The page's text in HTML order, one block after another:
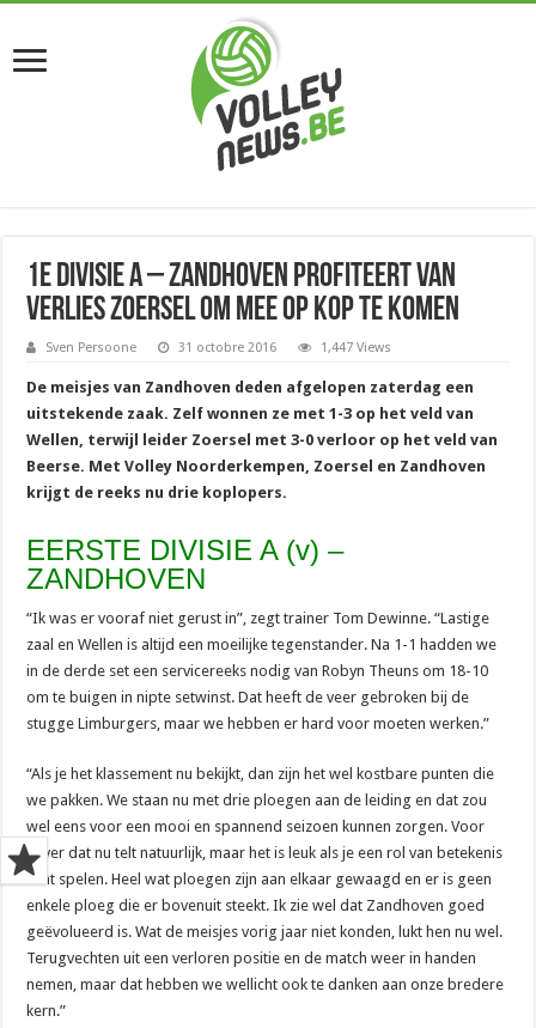
1e divisie A – Zandhoven profiteert van
verlies Zoersel om mee op kop te komen
Sven Persoone 31 octobre 2016 1,447 Views
De meisjes van Zandhoven deden afgelopen zaterdag een
uitstekende zaak. Zelf wonnen ze met 1-3 op het veld van
Wellen, terwijl leider Zoersel met 3-0 verloor op het veld van
Beerse. Met Volley Noorderkempen, Zoersel en Zandhoven
krijgt de reeks nu drie koplopers.
EERSTE DIVISIE A (v) –
ZANDHOVEN
“Ik was er vooraf niet gerust in”, zegt trainer Tom Dewinne. “Lastige
zaal en Wellen is altijd een moeilijke tegenstander. Na 1-1 hadden we
in de derde set een servicereeks nodig van Robyn Theuns om 18-10
om te buigen in nipte setwinst. Dat heeft de veer gebroken bij de
stugge Limburgers, maar we hebben er hard voor moeten werken.”
“Als je het klassement nu bekijkt, dan zijn het wel kostbare punten die
we pakken. We staan nu met drie ploegen aan de leiding en dat zou
wel eens voor een mooi en spannend seizoen kunnen zorgen. Voor
zover dat nu telt natuurlijk, maar het is leuk als je een rol van betekenis
kunt spelen. Heel wat ploegen zijn aan elkaar gewaagd en er is geen
enkele ploeg die er bovenuit steekt. Ik zie wel dat Zandhoven goed
geëvolueerd is. Wat de meisjes vorig jaar niet konden, lukt hen nu wel.
Terugvechten uit een verloren positie en de match weer in handen
nemen, maar dat hebben we wellicht ook te danken aan onze bredere
kern.”